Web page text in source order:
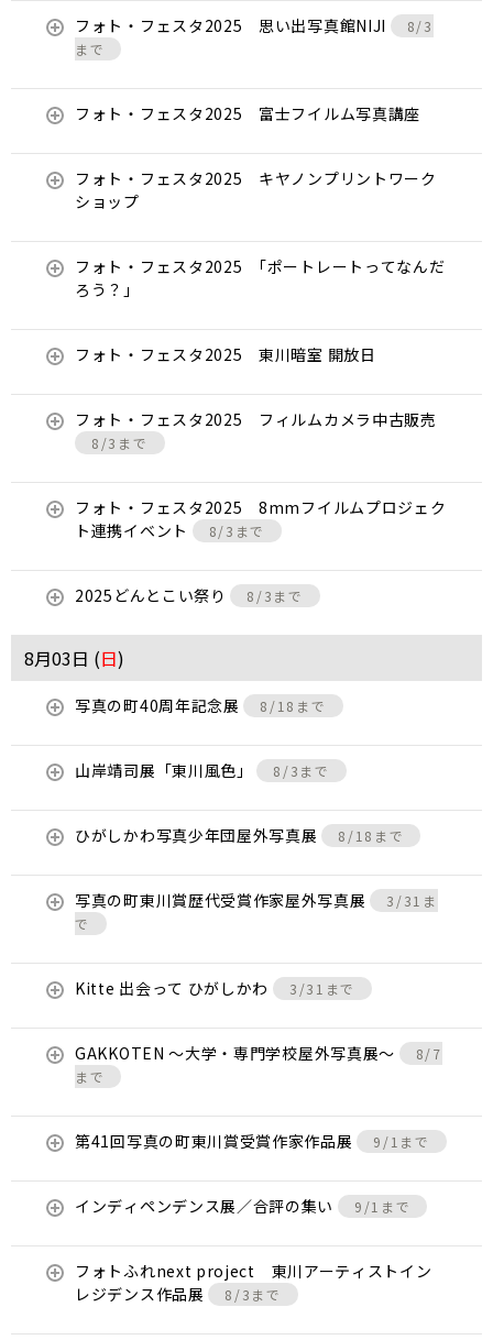
フォト・フェスタ2025 思い出写真館NIJI
8/3
まで
フォト・フェスタ2025 富士フイルム写真講座
フォト・フェスタ2025 キヤノンプリントワーク
ショップ
フォト・フェスタ2025 ｢ポートレートってなんだ
ろう？」
フォト・フェスタ2025 東川暗室 開放日
フォト・フェスタ2025 フィルムカメラ中古販売
8/3まで
フォト・フェスタ2025 8mmフイルムプロジェク
ト連携イベント
8/3まで
2025どんとこい祭り 8/3まで
8月03日 (日)
写真の町40周年記念展 8/18まで
山岸靖司展「東川風色」 8/3まで
ひがしかわ写真少年団屋外写真展 8/18まで
写真の町東川賞歴代受賞作家屋外写真展
3/31ま
で
Kitte 出会って ひがしかわ 3/31まで
GAKKOTEN ～大学・専門学校屋外写真展～
8/7
まで
第41回写真の町東川賞受賞作家作品展 9/1まで
インディペンデンス展／合評の集い 9/1まで
フォトふれnext project 東川アーティストイン
レジデンス作品展
8/3まで